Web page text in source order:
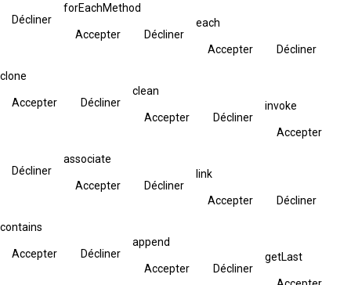
Décliner
forEachMethod
Accepter Décliner
each
Accepter Décliner
clone
Accepter Décliner
clean
Accepter Décliner
invoke
Accepter
Décliner
associate
Accepter Décliner
link
Accepter Décliner
contains
Accepter Décliner
append
Accepter Décliner
getLast